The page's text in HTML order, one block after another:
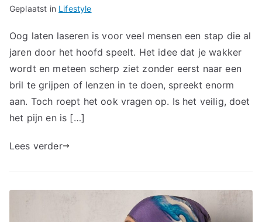
Geplaatst in Lifestyle
Oog laten laseren is voor veel mensen een stap die al
jaren door het hoofd speelt. Het idee dat je wakker
wordt en meteen scherp ziet zonder eerst naar een
bril te grijpen of lenzen in te doen, spreekt enorm
aan. Toch roept het ook vragen op. Is het veilig, doet
het pijn en is […]
Lees verder